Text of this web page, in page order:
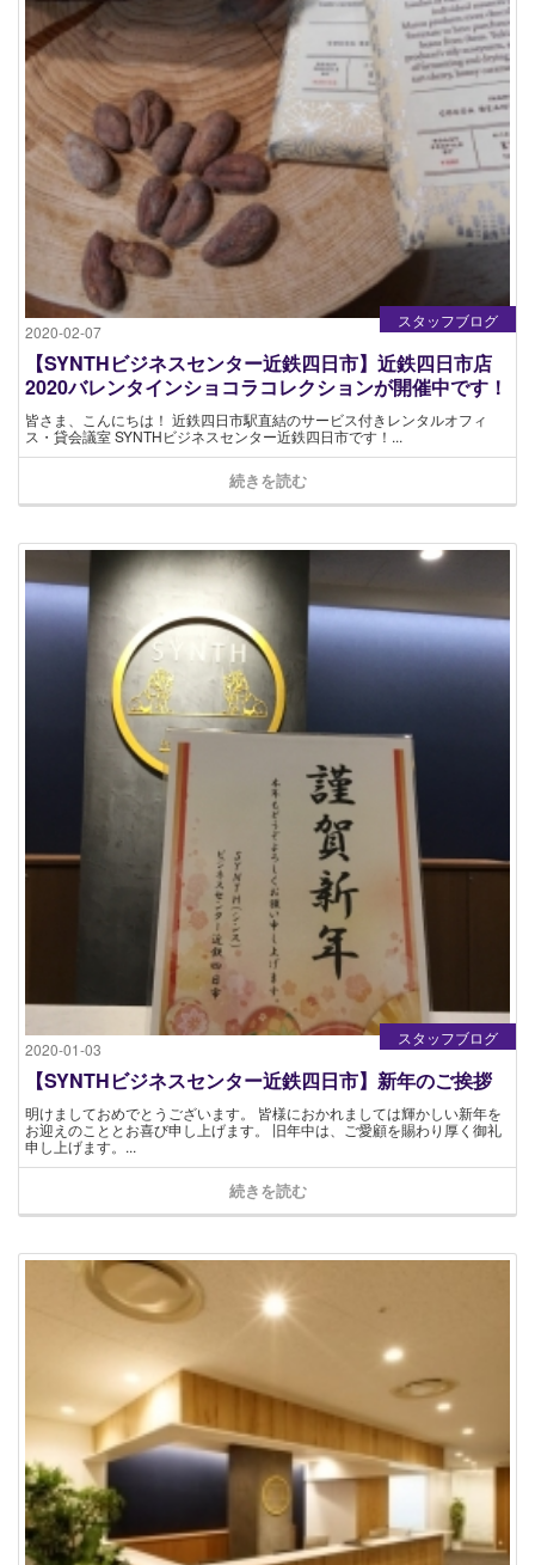
2020-02-07
スタッフブログ
【SYNTHビジネスセンター近鉄四日市】近鉄四日市店
2020バレンタインショコラコレクションが開催中です！
皆さま、こんにちは！ 近鉄四日市駅直結のサービス付きレンタルオフィ
ス・貸会議室 SYNTHビジネスセンター近鉄四日市です！...
続きを読む
2020-01-03
スタッフブログ
【SYNTHビジネスセンター近鉄四日市】新年のご挨拶
明けましておめでとうございます。 皆様におかれましては輝かしい新年を
お迎えのこととお喜び申し上げます。 旧年中は、ご愛顧を賜わり厚く御礼
申し上げます。...
続きを読む